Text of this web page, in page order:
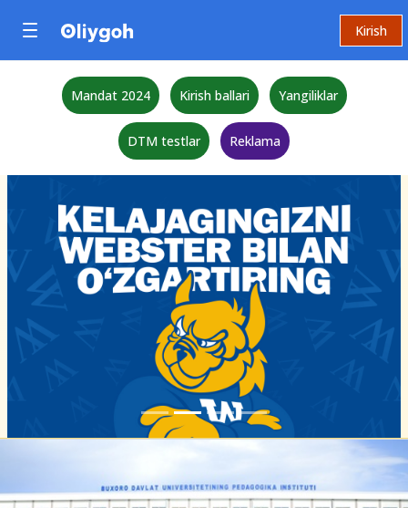
Kirish
Mandat 2024 Kirish ballari Yangiliklar
DTM testlar Reklama